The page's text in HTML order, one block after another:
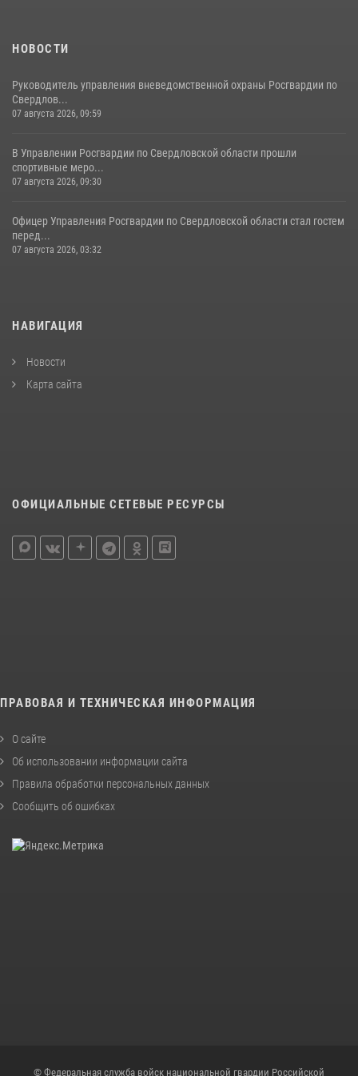
НОВОСТИ
Руководитель управления вневедомственной охраны Росгвардии по
Свердлов...
07 августа 2026, 09:59
В Управлении Росгвардии по Свердловской области прошли
спортивные меро...
07 августа 2026, 09:30
Офицер Управления Росгвардии по Свердловской области стал гостем
перед...
07 августа 2026, 03:32
НАВИГАЦИЯ
Новости
Карта сайта
ОФИЦИАЛЬНЫЕ СЕТЕВЫЕ РЕСУРСЫ
ПРАВОВАЯ И ТЕХНИЧЕСКАЯ ИНФОРМАЦИЯ
О сайте
Об использовании информации сайта
Правила обработки персональных данных
Сообщить об ошибках
© Федеральная служба войск национальной гвардии Российской